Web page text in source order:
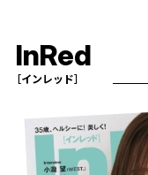
InRed
［インレッド］